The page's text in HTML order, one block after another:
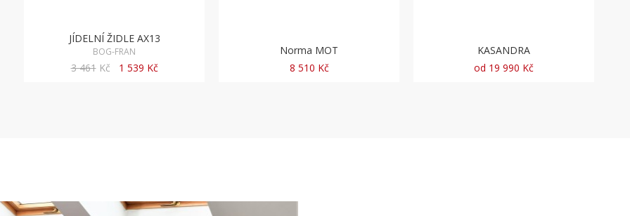
Norma MOT
8 510 Kč
KASANDRA
od 19 990 Kč
Top Spring Hard
od 9 970 Kč